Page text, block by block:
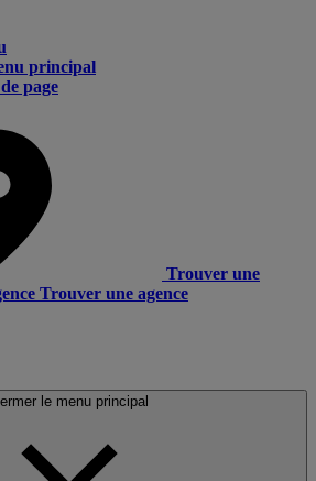
principal
page
Trouver une
Trouver une agence
le menu principal